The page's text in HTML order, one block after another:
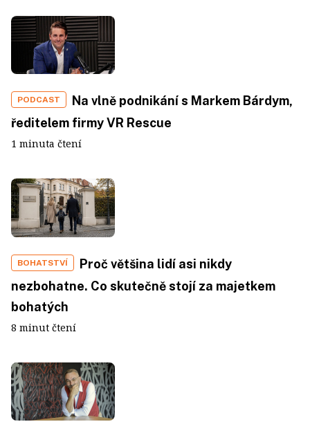
PODCAST
Na vlně podnikání s Markem Bárdym,
ředitelem firmy VR Rescue
1 minuta čtení
BOHATSTVÍ
Proč většina lidí asi nikdy
nezbohatne. Co skutečně stojí za majetkem
bohatých
8 minut čtení